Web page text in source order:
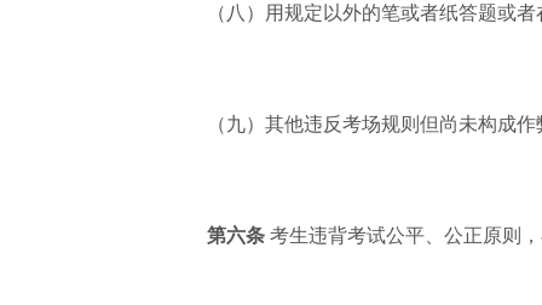
（八）用规定以外的笔或者纸答题或
（九）其他违反考场规则但尚未构成
第六条 考生违背考试公平、公正原则